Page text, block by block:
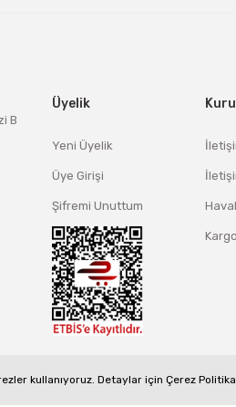
kullanıyoruz. Detaylar için Çerez
B
Üyelik
Yeni Üyelik
Üye Girişi
Şifremi Unuttum